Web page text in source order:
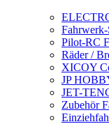
Fahrwerk-
Pilot-RC
Räder /
XICOY
JP
JET-
Zubehör